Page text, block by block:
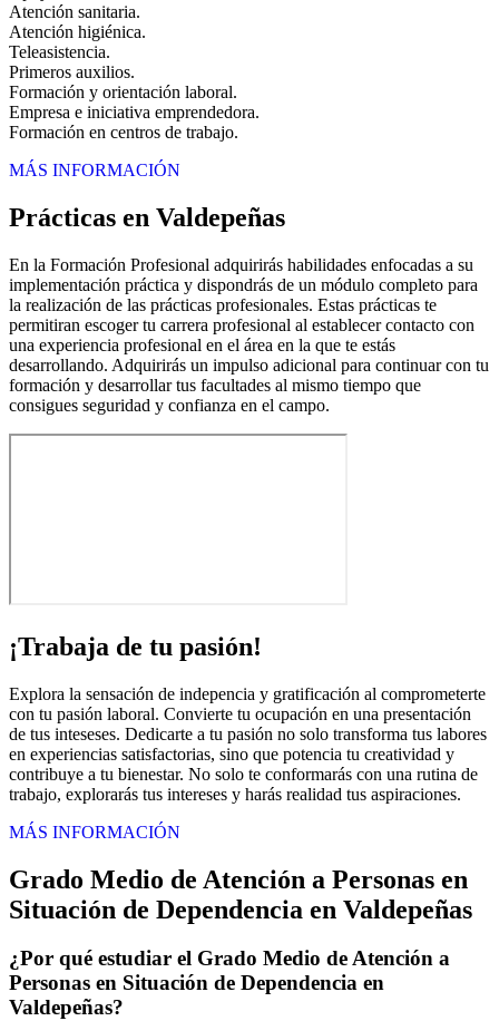
Atención sanitaria.
Atención higiénica.
Teleasistencia.
Primeros auxilios.
Formación y orientación laboral.
Empresa e iniciativa emprendedora.
Formación en centros de trabajo.
MÁS INFORMACIÓN
Prácticas en Valdepeñas
En la Formación Profesional adquirirás habilidades enfocadas a su
implementación práctica y dispondrás de un módulo completo para
la realización de las prácticas profesionales. Estas prácticas te
permitiran escoger tu carrera profesional al establecer contacto con
una experiencia profesional en el área en la que te estás
desarrollando. Adquirirás un impulso adicional para continuar con tu
formación y desarrollar tus facultades al mismo tiempo que
consigues seguridad y confianza en el campo.
¡Trabaja de tu pasión!
Explora la sensación de indepencia y gratificación al comprometerte
con tu pasión laboral. Convierte tu ocupación en una presentación
de tus inteseses. Dedicarte a tu pasión no solo transforma tus labores
en experiencias satisfactorias, sino que potencia tu creatividad y
contribuye a tu bienestar. No solo te conformarás con una rutina de
trabajo, explorarás tus intereses y harás realidad tus aspiraciones.
MÁS INFORMACIÓN
Grado Medio de Atención a Personas en
Situación de Dependencia en Valdepeñas
¿Por qué estudiar el Grado Medio de Atención a
Personas en Situación de Dependencia en
Valdepeñas?